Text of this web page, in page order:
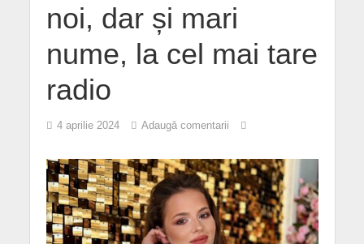
noi, dar și mari
nume, la cel mai tare
radio
4 aprilie 2024 Adaugă comentarii